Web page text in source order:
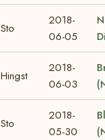
Sto
2018-
06-05
Hingst
2018-
06-03
Sto
2018-
05-30